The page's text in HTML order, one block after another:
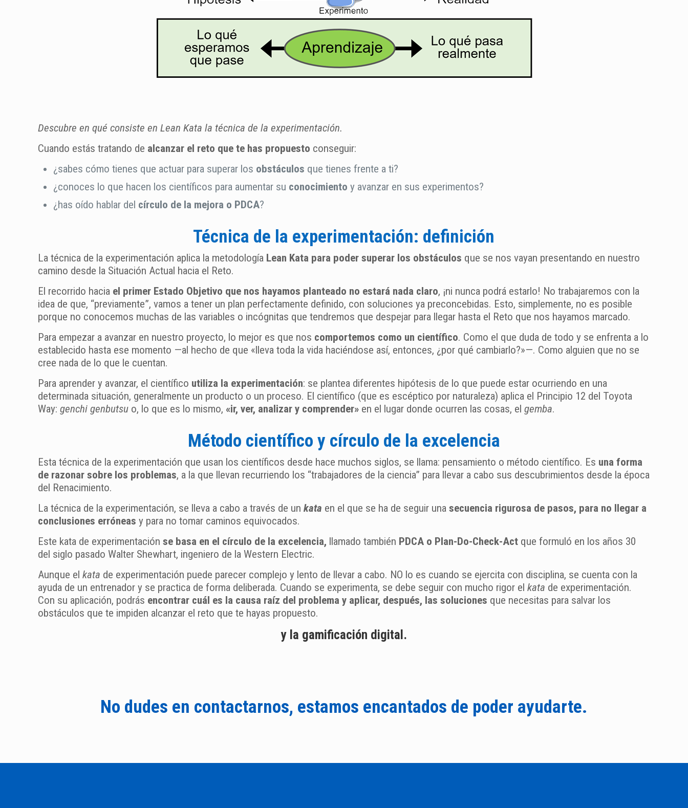
Descubre en qué consiste en Lean Kata la técnica de la experimentación.
Cuando estás tratando de alcanzar el reto que te has propuesto conseguir:
¿sabes cómo tienes que actuar para superar los obstáculos que tienes frente a ti?
¿conoces lo que hacen los científicos para aumentar su conocimiento y avanzar en sus experimentos?
¿has oído hablar del círculo de la mejora o PDCA?
Técnica de la experimentación: definición
La técnica de la experimentación aplica la metodología Lean Kata para poder superar los obstáculos que se nos vayan presentando en nuestro
camino desde la Situación Actual hacia el Reto.
El recorrido hacia el primer Estado Objetivo que nos hayamos planteado no estará nada claro, ¡ni nunca podrá estarlo! No trabajaremos con la
idea de que, “previamente”, vamos a tener un plan perfectamente definido, con soluciones ya preconcebidas. Esto, simplemente, no es posible
porque no conocemos muchas de las variables o incógnitas que tendremos que despejar para llegar hasta el Reto que nos hayamos marcado.
Para empezar a avanzar en nuestro proyecto, lo mejor es que nos comportemos como un científico. Como el que duda de todo y se enfrenta a lo
establecido hasta ese momento —al hecho de que «lleva toda la vida haciéndose así, entonces, ¿por qué cambiarlo?»—. Como alguien que no se
cree nada de lo que le cuentan.
Para aprender y avanzar, el científico utiliza la experimentación: se plantea diferentes hipótesis de lo que puede estar ocurriendo en una
determinada situación, generalmente un producto o un proceso. El científico (que es escéptico por naturaleza) aplica el Principio 12 del Toyota
Way:genchi genbutsu o, lo que es lo mismo, «ir, ver, analizar y comprender» en el lugar donde ocurren las cosas, elgemba.
Método científico y círculo de la excelencia
Esta técnica de la experimentación que usan los científicos desde hace muchos siglos, se llama: pensamiento o método científico. Es una forma
de razonar sobre los problemas, a la que llevan recurriendo los “trabajadores de la ciencia” para llevar a cabo sus descubrimientos desde la época
del Renacimiento.
La técnica de la experimentación, se lleva a cabo a través de unkata en el que se ha de seguir unasecuencia rigurosa de pasos, para no llegar a
conclusiones erróneas y para no tomar caminos equivocados.
Este kata de experimentación se basa en el círculo de la excelencia, llamado también PDCA o Plan-Do-Check-Act que formuló en los años 30
del siglo pasado Walter Shewhart, ingeniero de la Western Electric.
Aunque elkata de experimentación puede parecer complejo y lento de llevar a cabo. NO lo es cuando se ejercita con disciplina, se cuenta con la
ayuda de un entrenador y se practica de forma deliberada. Cuando se experimenta, se debe seguir con mucho rigor elkata de experimentación.
Con su aplicación, podrás encontrar cuál es la causa raíz del problema y aplicar, después, las soluciones que necesitas para salvar los
obstáculos que te impiden alcanzar el reto que te hayas propuesto.
y la gamificación digital.
No dudes en contactarnos, estamos encantados de poder ayudarte.